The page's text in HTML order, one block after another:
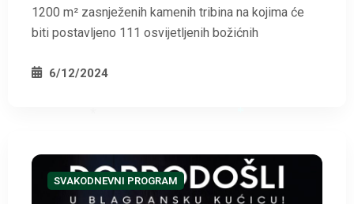
1200 m² zasnježenih kamenih tribina na kojima će
biti postavljeno 111 osvijetljenih božićnih
6/12/2024
SVAKODNEVNI PROGRAM
* *